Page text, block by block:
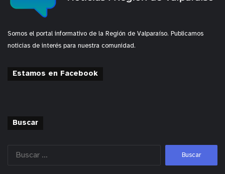
Somos el portal informativo de la Región de Valparaíso. Publicamos
noticias de interés para nuestra comunidad.
Estamos en Facebook
Buscar